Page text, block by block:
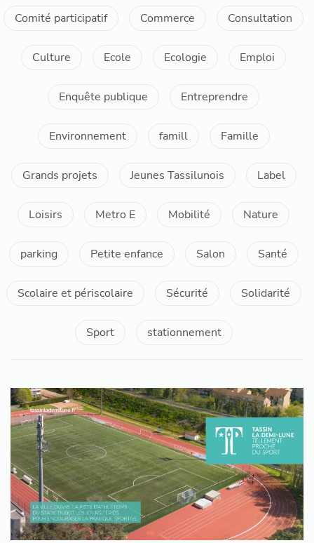
Comité participatif Commerce Consultation
Culture Ecole Ecologie Emploi
Enquête publique Entreprendre
Environnement famill Famille
Grands projets Jeunes Tassilunois Label
Loisirs Metro E Mobilité Nature
parking Petite enfance Salon Santé
Scolaire et périscolaire Sécurité Solidarité
Sport stationnement